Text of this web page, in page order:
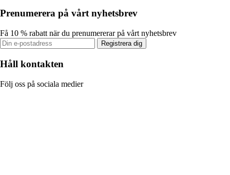
Prenumerera på vårt nyhetsbrev
Få 10 % rabatt när du prenumererar på vårt nyhetsbrev
Registrera dig
Håll kontakten
Följ oss på sociala medier